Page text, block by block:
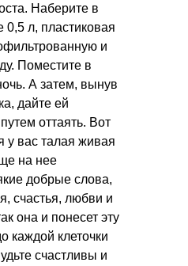
Наберите в
0,5 л, пластиковая
и
Поместите в
А затем, вынув
дайте ей
оттаять. Вот
у вас талая живая
на нее
добрые слова,
счастья, любви и
она и понесет эту
каждой клеточки
счастливы и